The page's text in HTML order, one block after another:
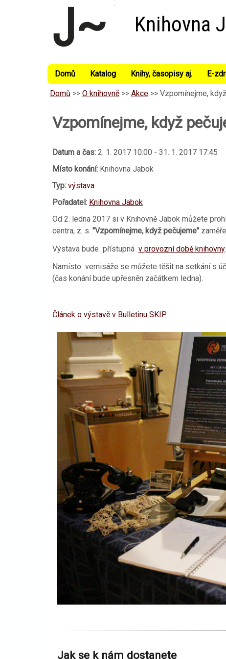
Knihovna
Domů Katalog Knihy, časopisy aj. E-
Domů >> O knihovně >> Akce >> Vzpomínejme,
Vzpomínejme, když
Datum a čas: 2. 1. 2017 10:00 - 31. 1. 2017 17:45
Místo konání: Knihovna Jabok
Typ: výstava
Pořadatel: Knihovna Jabok
Od 2. ledna 2017 si v Knihovně Jabok můžete
centra, z. s. "Vzpomínejme, když pečujeme"
Výstava bude přístupná v provozní době knihovny.
Namísto vernisáže se můžete těšit na setkání s
(čas konání bude upřesněn začátkem ledna).
Článek o výstavě v Bulletinu SKIP
Jak se k nám dostanete